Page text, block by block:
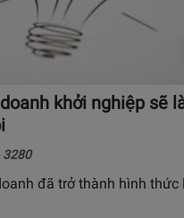
khởi nghiệp sẽ
3280
đã trở thành hình thức